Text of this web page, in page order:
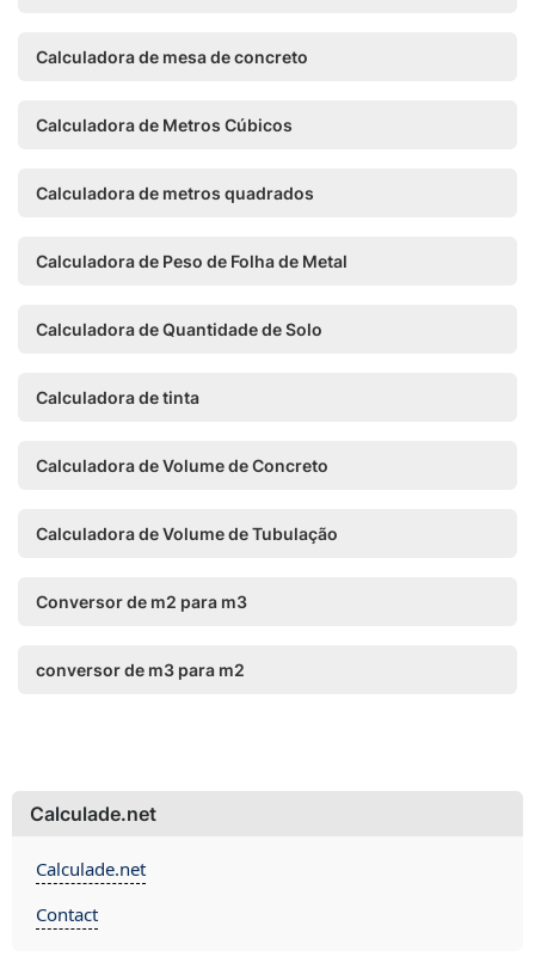
Calculadora de mesa de concreto
Calculadora de Metros Cúbicos
Calculadora de metros quadrados
Calculadora de Peso de Folha de Metal
Calculadora de Quantidade de Solo
Calculadora de tinta
Calculadora de Volume de Concreto
Calculadora de Volume de Tubulação
Conversor de m2 ​​para m3
conversor de m3 para m2
Calculade.net
Calculade.net
Contact